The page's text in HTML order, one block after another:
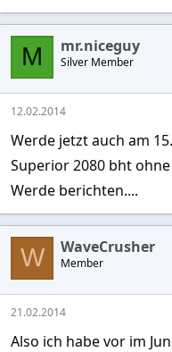
M mr.niceguy
Silver Member
12.02.2014
Werde jetzt auch am
Superior 2080 bht
Werde berichten....
W WaveCrusher
Member
21.02.2014
Also ich habe vor im